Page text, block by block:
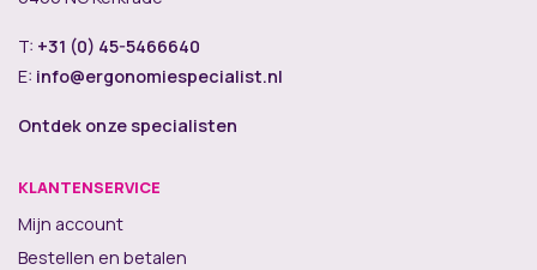
T: +31 (0) 45-5466640
E: info@ergonomiespecialist.nl
Ontdek onze specialisten
KLANTENSERVICE
Mijn account
Bestellen en betalen